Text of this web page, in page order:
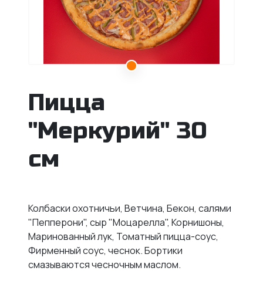
Пицца
"Меркурий" 30
см
Колбаски охотничьи, Ветчина, Бекон, салями
"Пепперони", сыр "Моцарелла", Корнишоны,
Маринованный лук, Томатный пицца-соус,
Фирменный соус, чеснок.Бортики
смазываются чесночным маслом.